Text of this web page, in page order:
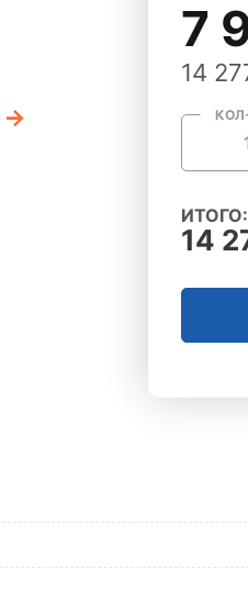
7
14
ИТОГО:
14